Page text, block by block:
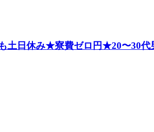
土日休み★寮費ゼロ円★20〜30代